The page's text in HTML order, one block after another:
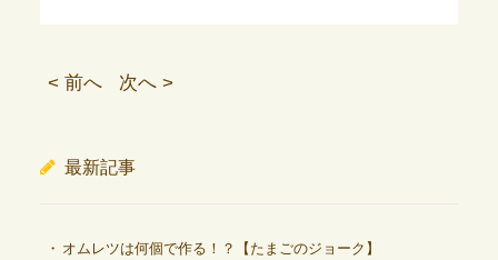
< 前へ 次へ >
最新記事
オムレツは何個で作る！？【たまごのジョーク】